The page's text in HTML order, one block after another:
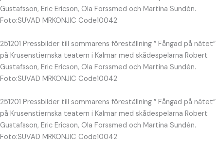
Gustafsson, Eric Ericson, Ola Forssmed och Martina Sundén.
Foto:SUVAD MRKONJIC Code10042
251201 Pressbilder till sommarens föreställning ” Fångad på nätet”
på Krusenstiernska teatern i Kalmar med skådespelarna Robert
Gustafsson, Eric Ericson, Ola Forssmed och Martina Sundén.
Foto:SUVAD MRKONJIC Code10042
251201 Pressbilder till sommarens föreställning ” Fångad på nätet”
på Krusenstiernska teatern i Kalmar med skådespelarna Robert
Gustafsson, Eric Ericson, Ola Forssmed och Martina Sundén.
Foto:SUVAD MRKONJIC Code10042